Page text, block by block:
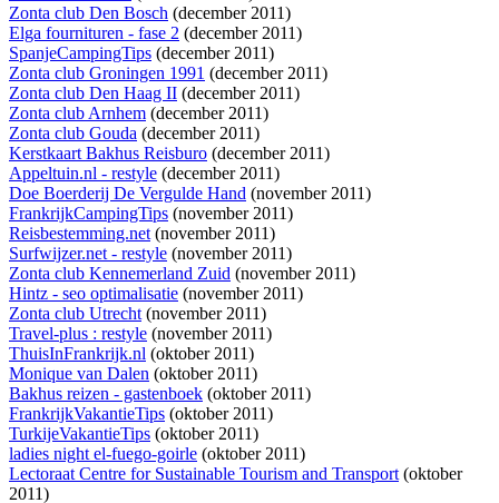
Zonta club Den Bosch (december 2011)
Elga fournituren - fase 2 (december 2011)
SpanjeCampingTips (december 2011)
Zonta club Groningen 1991 (december 2011)
Zonta club Den Haag II (december 2011)
Zonta club Arnhem (december 2011)
Zonta club Gouda (december 2011)
Kerstkaart Bakhus Reisburo (december 2011)
Appeltuin.nl - restyle (december 2011)
Doe Boerderij De Vergulde Hand (november 2011)
FrankrijkCampingTips (november 2011)
Reisbestemming.net(november 2011)
Surfwijzer.net - restyle (november 2011)
Zonta club Kennemerland Zuid (november 2011)
Hintz - seo optimalisatie (november 2011)
Zonta club Utrecht(november 2011)
Travel-plus : restyle (november 2011)
ThuisInFrankrijk.nl (oktober 2011)
Monique van Dalen (oktober 2011)
Bakhus reizen - gastenboek (oktober 2011)
FrankrijkVakantieTips (oktober 2011)
TurkijeVakantieTips (oktober 2011)
ladies night el-fuego-goirle (oktober 2011)
Lectoraat Centre for Sustainable Tourism and Transport(oktober
2011)